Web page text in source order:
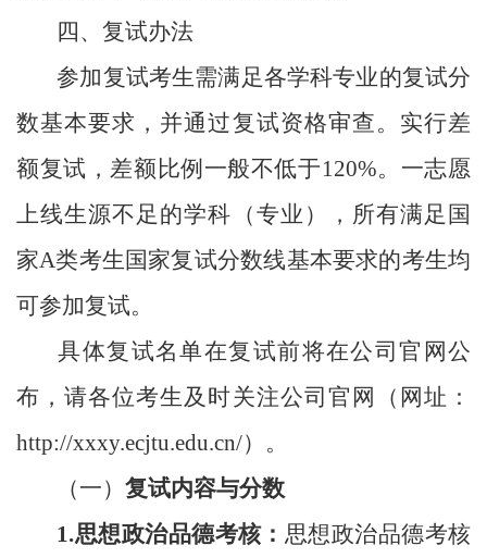
四、复试办法
参加复试考生需满足各学科专业的复试分
数基本要求， 并通过复试资格审查。实行差
额复试，差额比例一般不低于120%。 一志愿
上线生源不足的学科（专业），所有满足国
家A类考生国家复试分数线基本要求的考生均
可参加复试。
具体复试名单在复试前将在公司官网公
布，请各位考生及时关注公司官网（网址：
http://xxxy.ecjtu.edu.cn/）。
（一） 复试内容与分数
1.思想政治品德考核： 思想政治品德考核